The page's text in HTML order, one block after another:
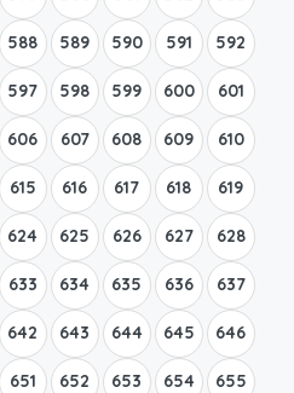
588 589 590 591 592
597 598 599 600 601
606 607 608 609 610
615 616 617 618 619
624 625 626 627 628
633 634 635 636 637
642 643 644 645 646
651 652 653 654 655